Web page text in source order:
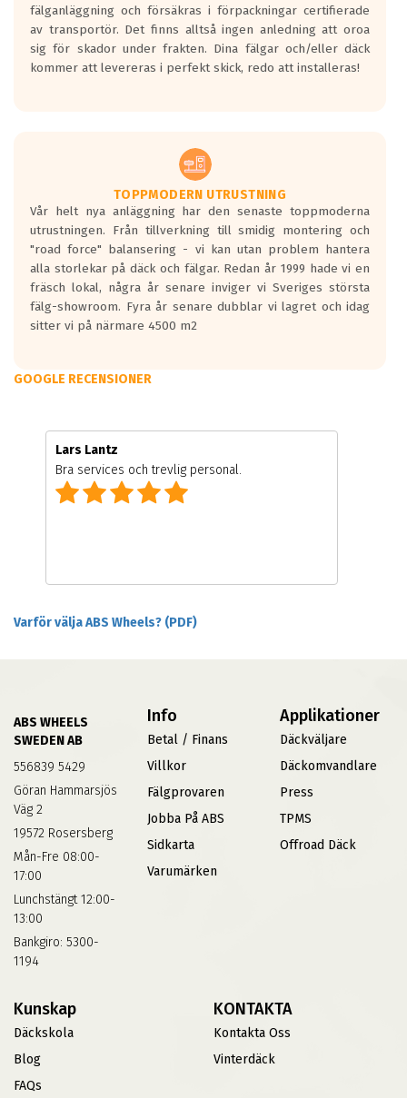
fälganläggning och försäkras i förpackningar certifierade
av transportör. Det finns alltså ingen anledning att oroa
sig för skador under frakten. Dina fälgar och/eller däck
kommer att levereras i perfekt skick, redo att installeras!
TOPPMODERN UTRUSTNING
Vår helt nya anläggning har den senaste toppmoderna
utrustningen. Från tillverkning till smidig montering och
"road force" balansering - vi kan utan problem hantera
alla storlekar på däck och fälgar. Redan år 1999 hade vi en
fräsch lokal, några år senare inviger vi Sveriges största
fälg-showroom. Fyra år senare dubblar vi lagret och idag
sitter vi på närmare 4500 m2
GOOGLE RECENSIONER
Lars Lantz
Bra services och trevlig personal.
Varför välja ABS Wheels? (PDF)
ABS WHEELS
SWEDEN AB
556839 5429
Göran Hammarsjös
Väg 2
19572 Rosersberg
Mån-Fre 08:00-
17:00
Lunchstängt 12:00-
13:00
Bankgiro: 5300-
1194
Info
Betal / Finans
Villkor
Fälgprovaren
Jobba På ABS
Sidkarta
Varumärken
Applikationer
Däckväljare
Däckomvandlare
Press
TPMS
Offroad Däck
Kunskap
Däckskola
Blog
FAQs
KONTAKTA
Kontakta Oss
Vinterdäck